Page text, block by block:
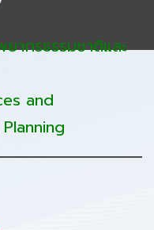
ากรธรรมชาติและ
and